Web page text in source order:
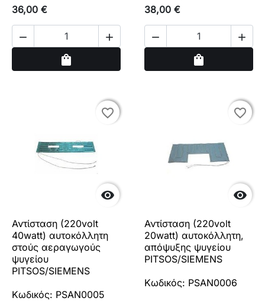
36,00 €
 
shopping_bag
38,00 €
 
shopping_bag

favorite_border
favorite_border
Αντίσταση (220volt
40watt) αυτοκόλλητη
στούς αεραγωγούς
ψυγείου
PITSOS/SIEMENS
Κωδικός: PSAN0005

favorite_border
favorite_border
Αντίσταση (220volt
20watt) αυτοκόλλητη,
απόψυξης ψυγείου
PITSOS/SIEMENS
Κωδικός: PSAN0006